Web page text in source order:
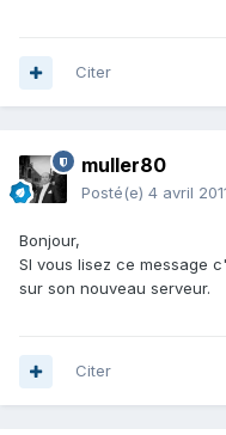
Citer
muller80
Posté(e) 4 avril
Bonjour,
SI vous lisez ce message
sur son nouveau serveur.
Citer